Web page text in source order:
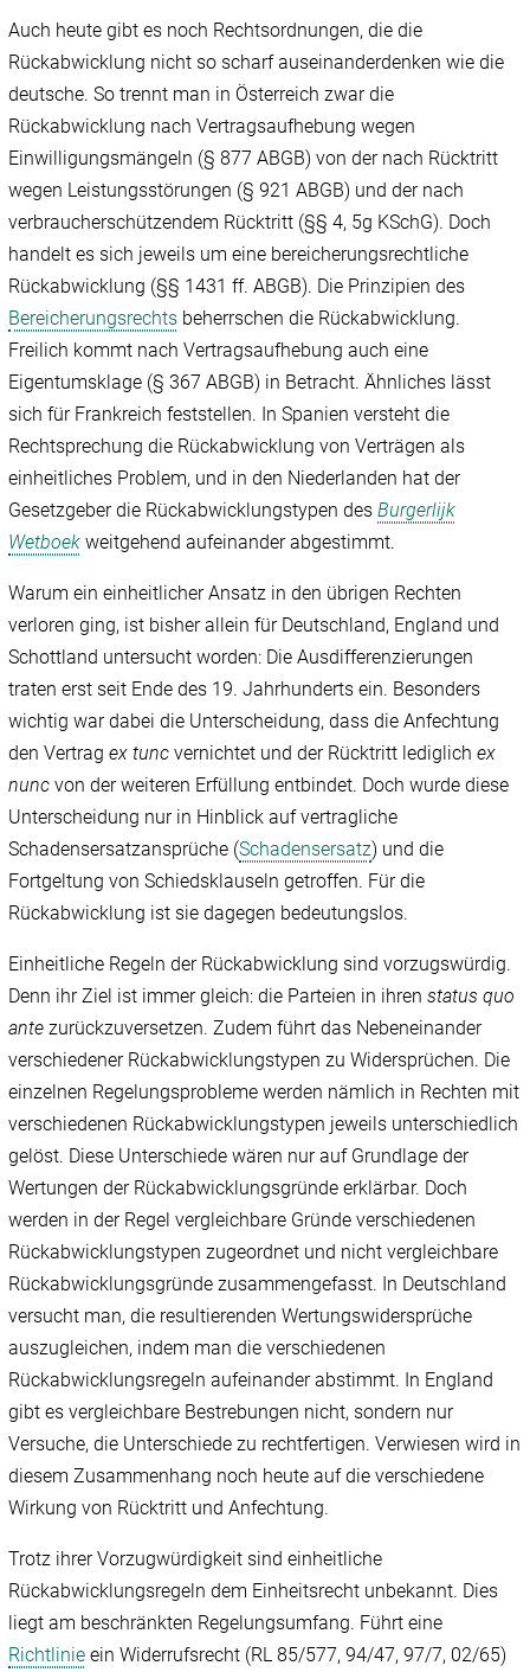
Auch heute gibt es noch Rechtsordnungen, die die
Rückabwicklung nicht so scharf auseinanderdenken wie die
deutsche. So trennt man in Österreich zwar die
Rückabwicklung nach Vertragsaufhebung wegen
Einwilligungsmängeln (§ 877 ABGB) von der nach Rücktritt
wegen Leistungsstörungen (§ 921 ABGB) und der nach
verbraucherschützendem Rücktritt (§§ 4, 5g KSchG). Doch
handelt es sich jeweils um eine bereicherungsrechtliche
Rückabwicklung (§§ 1431 ff. ABGB). Die Prinzipien des
Bereicherungsrechts beherrschen die Rückabwicklung.
Freilich kommt nach Vertragsaufhebung auch eine
Eigentumsklage (§ 367 ABGB) in Betracht. Ähnliches lässt
sich für Frankreich feststellen. In Spanien versteht die
Rechtsprechung die Rückabwicklung von Verträgen als
einheitliches Problem, und in den Niederlanden hat der
Gesetzgeber die Rückabwicklungstypen desBurgerlijk
Wetboek weitgehend aufeinander abgestimmt.
Warum ein einheitlicher Ansatz in den übrigen Rechten
verloren ging, ist bisher allein für Deutschland, England und
Schottland untersucht worden: Die Ausdifferenzierungen
traten erst seit Ende des 19. Jahrhunderts ein. Besonders
wichtig war dabei die Unterscheidung, dass die Anfechtung
den Vertragex tunc vernichtet und der Rücktritt lediglichex
nunc von der weiteren Erfüllung entbindet. Doch wurde diese
Unterscheidung nur in Hinblick auf vertragliche
Schadensersatzansprüche (Schadensersatz) und die
Fortgeltung von Schiedsklauseln getroffen. Für die
Rückabwicklung ist sie dagegen bedeutungslos.
Einheitliche Regeln der Rückabwicklung sind vorzugswürdig.
Denn ihr Ziel ist immer gleich: die Parteien in ihrenstatus quo
antezurückzuversetzen. Zudem führt das Nebeneinander
verschiedener Rückabwicklungstypen zu Widersprüchen. Die
einzelnen Regelungsprobleme werden nämlich in Rechten mit
verschiedenen Rückabwicklungstypen jeweils unterschiedlich
gelöst. Diese Unterschiede wären nur auf Grundlage der
Wertungen der Rückabwicklungsgründe erklärbar. Doch
werden in der Regel vergleichbare Gründe verschiedenen
Rückabwicklungstypen zugeordnet und nicht vergleichbare
Rückabwicklungsgründe zusammengefasst. In Deutschland
versucht man, die resultierenden Wertungswidersprüche
auszugleichen, indem man die verschiedenen
Rückabwicklungsregeln aufeinander abstimmt. In England
gibt es vergleichbare Bestrebungen nicht, sondern nur
Versuche, die Unterschiede zu rechtfertigen. Verwiesen wird in
diesem Zusammenhang noch heute auf die verschiedene
Wirkung von Rücktritt und Anfechtung.
Trotz ihrer Vorzugwürdigkeit sind einheitliche
Rückabwicklungsregeln dem Einheitsrecht unbekannt. Dies
liegt am beschränkten Regelungsumfang. Führt eine
Richtlinie ein Widerrufsrecht (RL 85/‌577, 94/‌47, 97/‌7, 02/‌65)